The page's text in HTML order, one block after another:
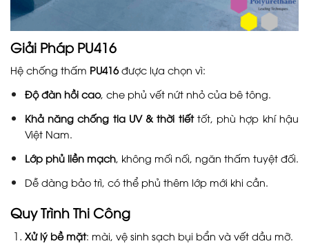
Giải Pháp PU416
Hệ chống thấm PU416được lựa chọn vì:
Độ đàn hồi cao, che phủ vết nứt nhỏ của bê tông.
Khả năng chống tia UV & thời tiếttốt, phù hợp khí hậu
Việt Nam.
Lớp phủ liền mạch, không mối nối, ngăn thấm tuyệt đối.
Dễ dàng bảo trì, có thể phủ thêm lớp mới khi cần.
Quy Trình Thi Công
Xử lý bề mặt: mài, vệ sinh sạch bụi bẩn và vết dầu mỡ.